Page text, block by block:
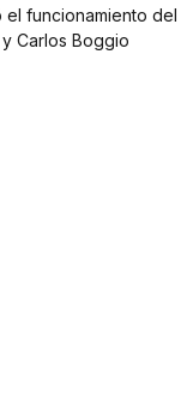
el funcionamiento
Carlos Boggio